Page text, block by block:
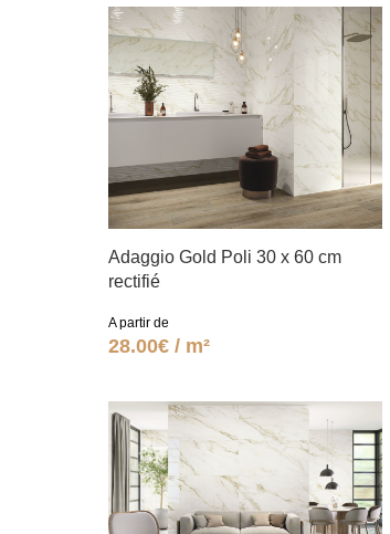
Adaggio Gold Poli 30 x 60 cm
rectifié
A partir de
28.00€ / m²